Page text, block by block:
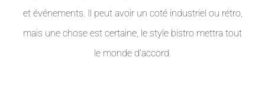
et événements. Il peut avoir un coté industriel ou rétro,
mais une chose est certaine, le style bistro mettra tout
le monde d’accord.